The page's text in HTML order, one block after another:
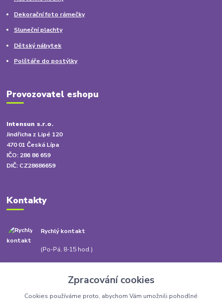
Dekorační foto rámečky
Sluneční plachty
Dětský nábytek
Polštáře do postýlky
Provozovatel eshopu
Intensun s.r.o.
Jindřicha z Lipé 120
470 01 Česká Lípa
IČO: 286 86 659
DIČ: CZ28686659
Kontakty
Rychlý kontakt
(Po-Pá, 8-15 hod.)
Zpracování cookies
Cookies používáme proto, abychom Vám umožnili pohodlné